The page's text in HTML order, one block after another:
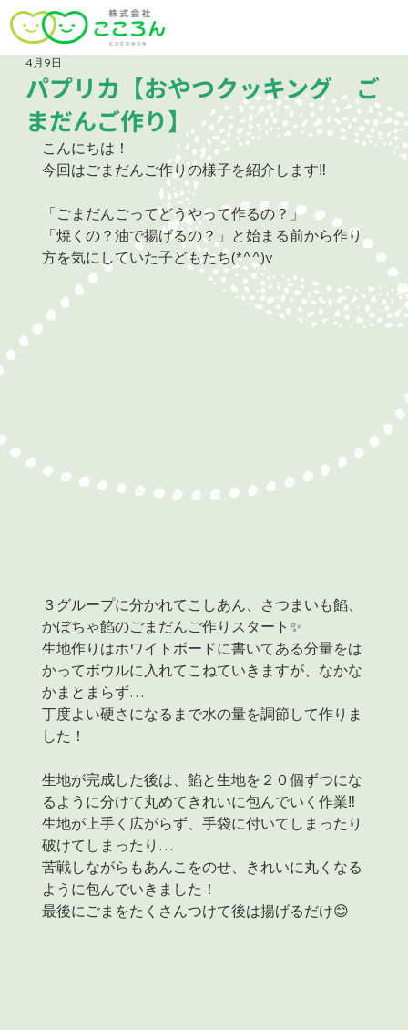
パプリカ【おやつクッキング ご
まだんご作り】
4月9日
こんにちは！
今回はごまだんご作りの様子を紹介します‼
「ごまだんごってどうやって作るの？」
「焼くの？油で揚げるの？」と始まる前から作り
方を気にしていた子どもたち(*^^)v
３グループに分かれてこしあん、さつまいも餡、
かぼちゃ餡のごまだんご作りスタート✨
生地作りはホワイトボードに書いてある分量をは
かってボウルに入れてこねていきますが、なかな
かまとまらず…
丁度よい硬さになるまで水の量を調節して作りま
した！
生地が完成した後は、餡と生地を２０個ずつにな
るように分けて丸めてきれいに包んでいく作業‼
生地が上手く広がらず、手袋に付いてしまったり
破けてしまったり…
苦戦しながらもあんこをのせ、きれいに丸くなる
ように包んでいきました！
最後にごまをたくさんつけて後は揚げるだけ😊